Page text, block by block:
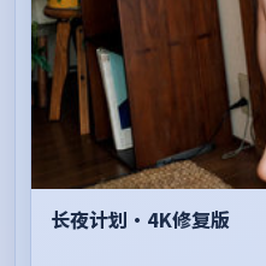
长夜计划·4K修复版